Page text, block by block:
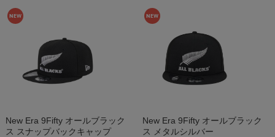
New Era 9Fifty オールブラック
ス スナップバックキャップ
New Era 9Fifty オールブラック
ス メタルシルバー